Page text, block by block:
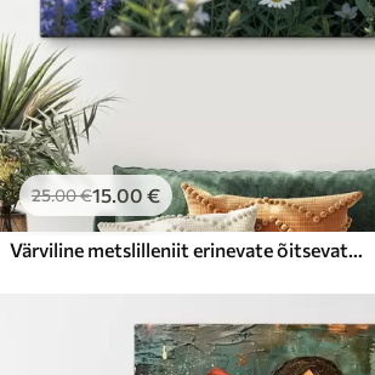
25.00€15.00 €
Värviline metslilleniit erinevate õitsevate lilledega, sealhulgas karikakrad, lavendel ja punased lilled